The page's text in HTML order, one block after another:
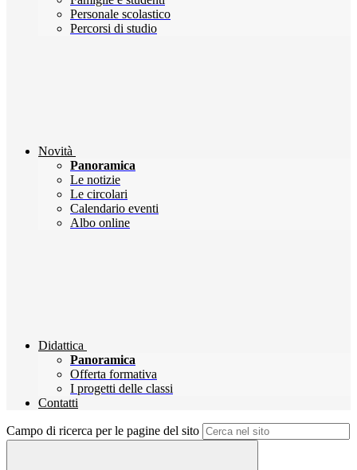
Personale scolastico
Percorsi di studio
Novità
Panoramica
Le notizie
Le circolari
Calendario eventi
Albo online
Didattica
Panoramica
Offerta formativa
I progetti delle classi
Contatti
Campo di ricerca per le pagine del sito